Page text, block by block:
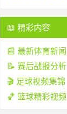
📖 精彩内容
📰 最新体育新闻
📝 赛后战报分析
🎬 足球视频集锦
🏀 篮球精彩视频